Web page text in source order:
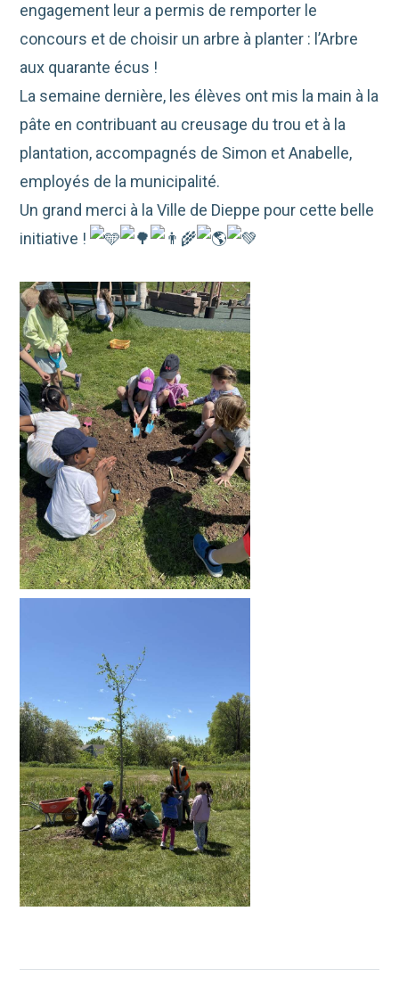
engagement leur a permis de remporter le
concours et de choisir un arbre à planter : l’Arbre
aux quarante écus !
La semaine dernière, les élèves ont mis la main à la
pâte en contribuant au creusage du trou et à la
plantation, accompagnés de Simon et Anabelle,
employés de la municipalité.
Un grand merci à la Ville de Dieppe pour cette belle
initiative !